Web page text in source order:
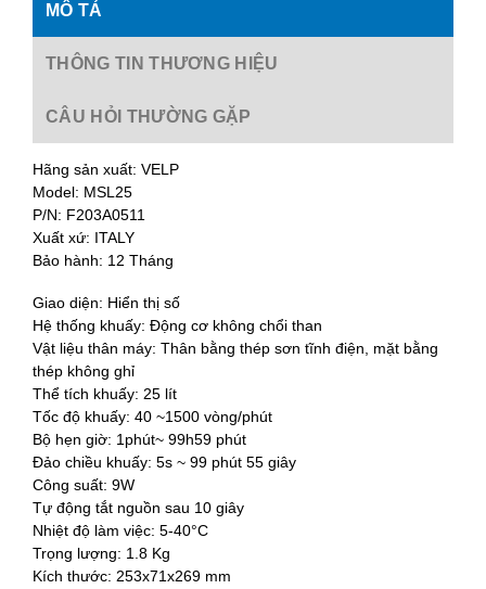
MÔ TẢ
THÔNG TIN THƯƠNG HIỆU
CÂU HỎI THƯỜNG GẶP
Hãng sản xuất: VELP
Model: MSL25
P/N: F203A0511
Xuất xứ: ITALY
Bảo hành: 12 Tháng
Giao diện: Hiển thị số
Hệ thống khuấy: Động cơ không chổi than
Vật liệu thân máy: Thân bằng thép sơn tĩnh điện, mặt bằng
thép không ghỉ
Thể tích khuấy: 25 lít
Tốc độ khuấy: 40 ~1500 vòng/phút
Bộ hẹn giờ: 1phút~ 99h59 phút
Đảo chiều khuấy: 5s ~ 99 phút 55 giây
Công suất: 9W
Tự động tắt nguồn sau 10 giây
Nhiệt độ làm việc: 5-40°C
Trọng lượng: 1.8 Kg
Kích thước: 253x71x269 mm